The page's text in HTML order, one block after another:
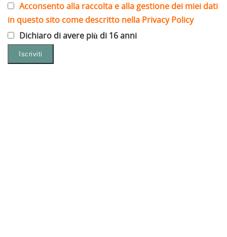
Acconsento alla raccolta e alla gestione dei miei dati
in questo sito come descritto nella Privacy Policy
Dichiaro di avere più di 16 anni